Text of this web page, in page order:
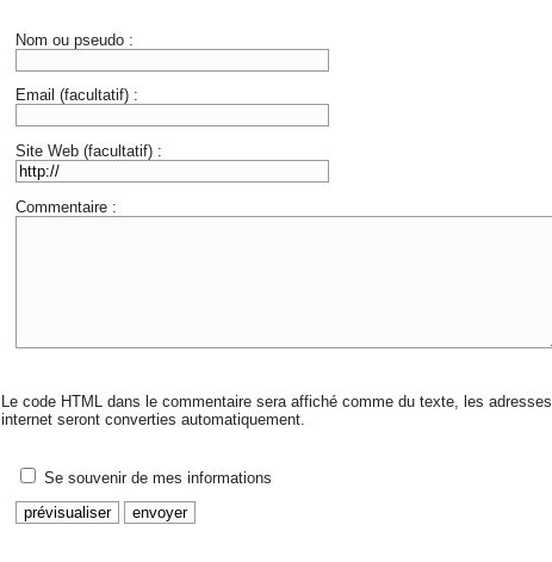
Nom ou pseudo :
Email (facultatif) :
Site Web (facultatif) :
Commentaire :
Le code HTML dans le commentaire sera affiché comme du texte, les adresses
internet seront converties automatiquement.
Se souvenir de mes informations